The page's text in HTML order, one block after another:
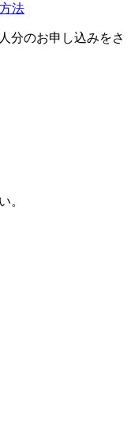
法
分のお申し込みをさ
。